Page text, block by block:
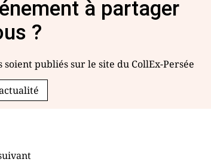
à partager
?
publiés sur le site du CollEx-Persée